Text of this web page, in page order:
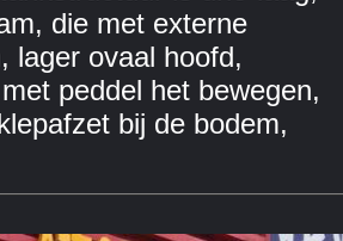
die met externe
lager ovaal hoofd,
peddel het bewegen,
bij de bodem,